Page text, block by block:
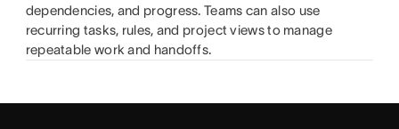
dependencies, and progress. Teams can also use
recurring tasks, rules, and project views to manage
repeatable work and handoffs.